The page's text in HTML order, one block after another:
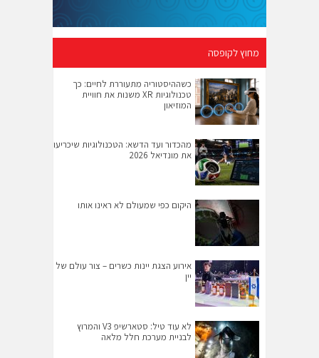
מחוץ לקופסה
כשההיסטוריה מתעוררת לחיים: כך
טכנולוגיות XR משנות את חוויית
המוזיאון
מהכדור ועד הדשא: הטכנולוגיות שיכריעו
את מונדיאל 2026
היקום כפי שמעולם לא ראינו אותו
אירוע הצגת יינות כשרים – צור עולם של
יין
לא עוד טיל: סטארשיפ V3 והמרוץ
לבניית מערכת חלל מלאה